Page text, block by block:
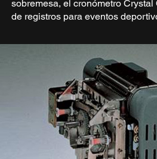
sobremesa, el cronómetro
de registros para eventos